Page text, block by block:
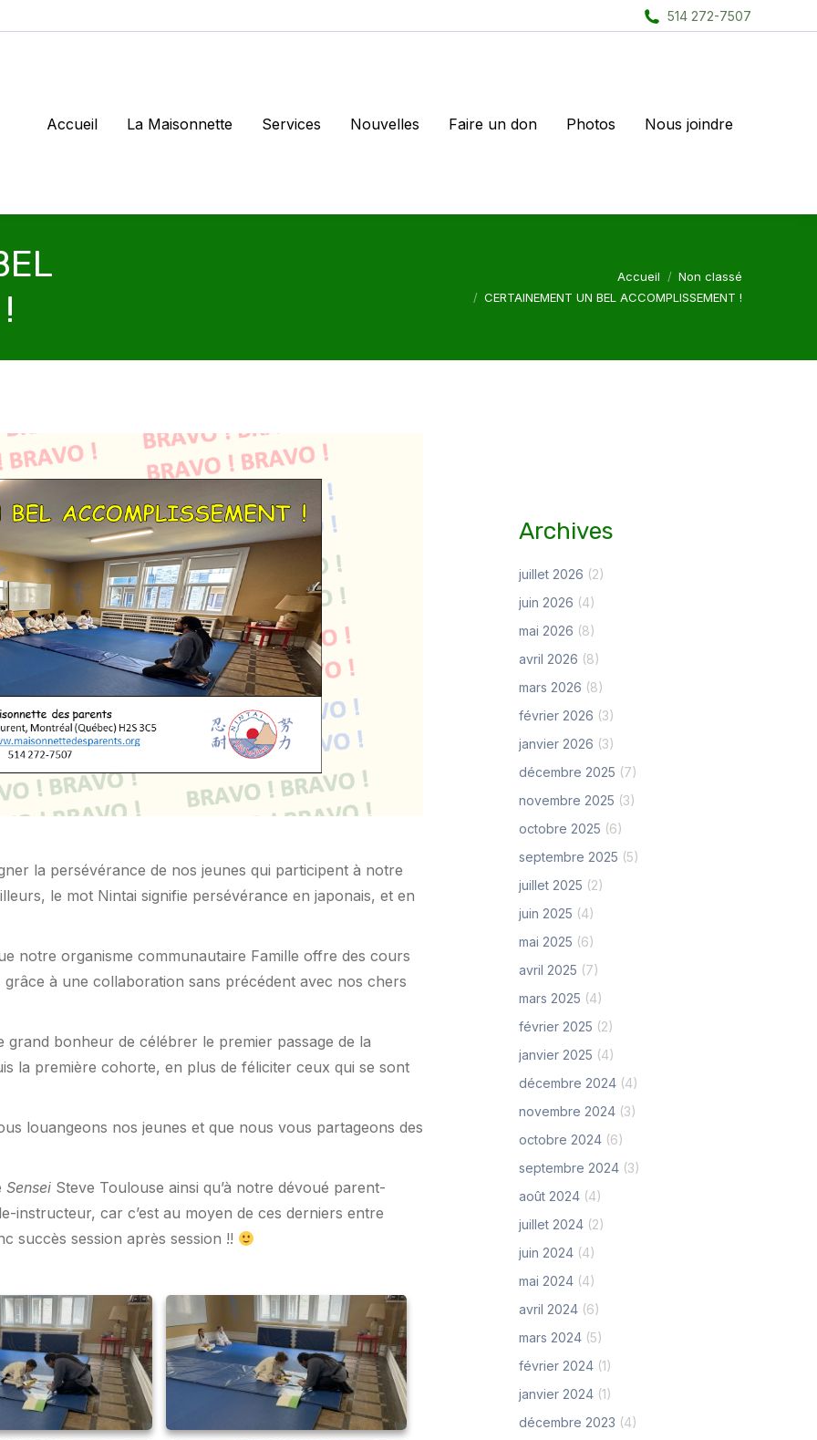
514 272-7507
Accueil La Maisonnette Services Nouvelles Faire un don Photos Nous joindre
Accueil
Non classé
CERTAINEMENT UN BEL ACCOMPLISSEMENT !
la persévérance de nos jeunes qui participent à notre
le mot Nintai signifie persévérance en japonais, et en
notre organisme communautaire Famille offre des cours
à une collaboration sans précédent avec nos chers
bonheur de célébrer le premier passage de la
la première cohorte, en plus de féliciter ceux qui se sont
louangeons nos jeunes et que nous vous partageons des
Sensei Steve Toulouse ainsi qu’à notre dévoué parent-
instructeur, car c’est au moyen de ces derniers entre
succès session après session !!
Archives
juillet 2026 (2)
juin 2026 (4)
mai 2026 (8)
avril 2026 (8)
mars 2026 (8)
février 2026 (3)
janvier 2026 (3)
décembre 2025 (7)
novembre 2025 (3)
octobre 2025 (6)
septembre 2025 (5)
juillet 2025 (2)
juin 2025 (4)
mai 2025 (6)
avril 2025 (7)
mars 2025 (4)
février 2025 (2)
janvier 2025 (4)
décembre 2024 (4)
novembre 2024 (3)
octobre 2024 (6)
septembre 2024 (3)
août 2024 (4)
juillet 2024 (2)
juin 2024 (4)
mai 2024 (4)
avril 2024 (6)
mars 2024 (5)
février 2024 (1)
janvier 2024 (1)
décembre 2023 (4)